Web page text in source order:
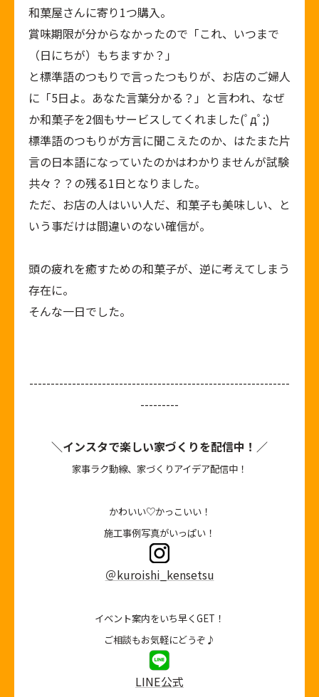
和菓屋さんに寄り1つ購入。
賞味期限が分からなかったので「これ、いつまで
（日にちが）もちますか？」
と標準語のつもりで言ったつもりが、お店のご婦人
に「5日よ。あなた言葉分かる？」と言われ、なぜ
か和菓子を2個もサービスしてくれました(ﾟдﾟ;)
標準語のつもりが方言に聞こえたのか、はたまた片
言の日本語になっていたのかはわかりませんが試験
共々？？の残る1日となりました。
ただ、お店の人はいい人だ、和菓子も美味しい、と
いう事だけは間違いのない確信が。
頭の疲れを癒すための和菓子が、逆に考えてしまう
存在に。
そんな一日でした。
-------------------------------------------------------------
---------
＼インスタで楽しい家づくりを配信中！／
家事ラク動線、家づくりアイデア配信中！
かわいい♡かっこいい！
施工事例写真がいっぱい！
＠kuroishi_kensetsu
イベント案内をいち早くGET！
ご相談もお気軽にどうぞ♪
LINE公式